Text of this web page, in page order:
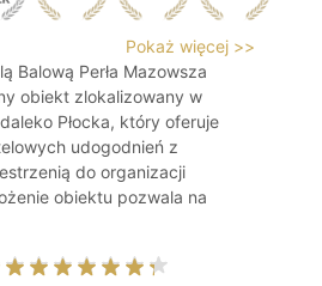
Pokaż więcej >>
Balową Perła Mazowsza
obiekt zlokalizowany w
Płocka, który oferuje
udogodnień z
do organizacji
obiektu pozwala na